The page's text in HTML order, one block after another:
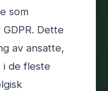
som
Dette
av ansatte,
i de fleste